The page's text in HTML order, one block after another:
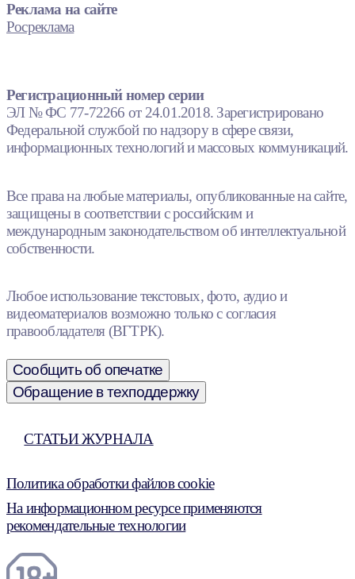
Реклама на сайте
Росреклама
Регистрационный номер серии
ЭЛ № ФС 77-72266 от 24.01.2018. Зарегистрировано
Федеральной службой по надзору в сфере связи,
информационных технологий и массовых коммуникаций.
Все права на любые материалы, опубликованные на сайте,
защищены в соответствии с российским и
международным законодательством об интеллектуальной
собственности.
Любое использование текстовых, фото, аудио и
видеоматериалов возможно только с согласия
правообладателя (ВГТРК).
Сообщить об опечатке
Обращение в техподдержку
СТАТЬИ ЖУРНАЛА
Политика обработки файлов cookie
На информационном ресурсе применяются
рекомендательные технологии